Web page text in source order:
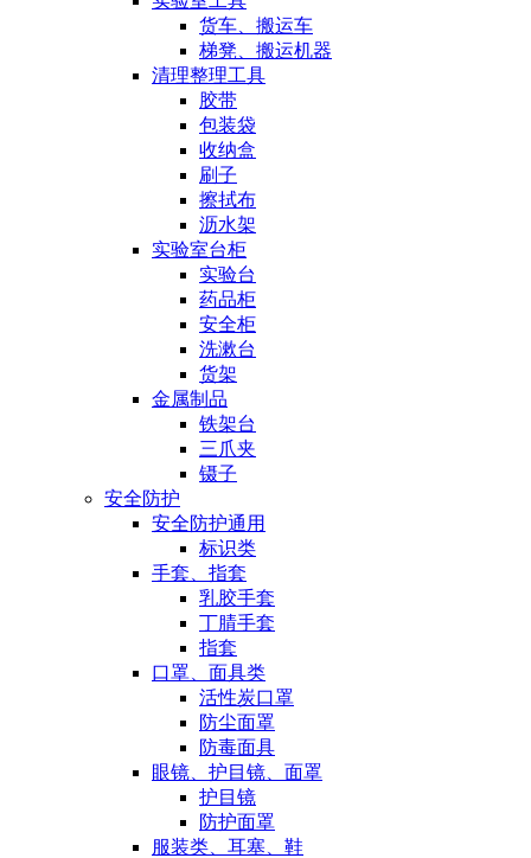
货车、搬运车
梯凳、搬运机器
清理整理工具
胶带
包装袋
收纳盒
刷子
擦拭布
沥水架
实验室台柜
实验台
药品柜
安全柜
洗漱台
货架
金属制品
铁架台
三爪夹
镊子
安全防护
安全防护通用
标识类
手套、指套
乳胶手套
丁腈手套
指套
口罩、面具类
活性炭口罩
防尘面罩
防毒面具
眼镜、护目镜、面罩
护目镜
防护面罩
服装类、耳塞、鞋